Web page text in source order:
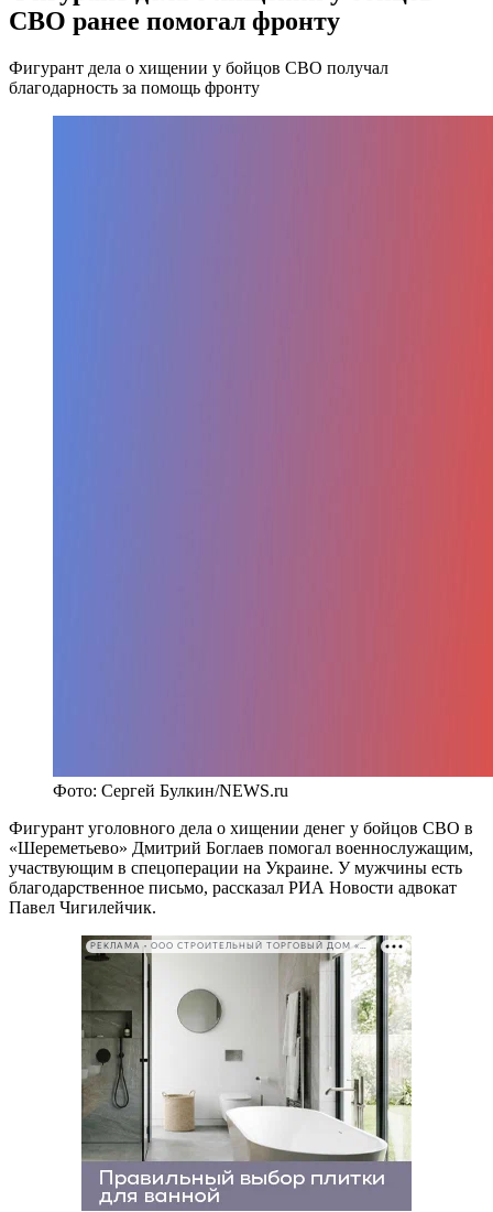
СВО ранее помогал фронту
Фигурант дела о хищении у бойцов СВО получал
благодарность за помощь фронту
Фото: Сергей Булкин/NEWS.ru
Фигурант уголовного дела о хищении денег у бойцов СВО в
«Шереметьево» Дмитрий Боглаев помогал военнослужащим,
участвующим в спецоперации на Украине. У мужчины есть
благодарственное письмо, рассказал РИА Новости адвокат
Павел Чигилейчик.
РЕКЛАМА • ООО СТРОИТЕЛЬНЫЙ ТОРГОВЫЙ ДОМ «ПЕТРОВИЧ». ИНН: 7802348846